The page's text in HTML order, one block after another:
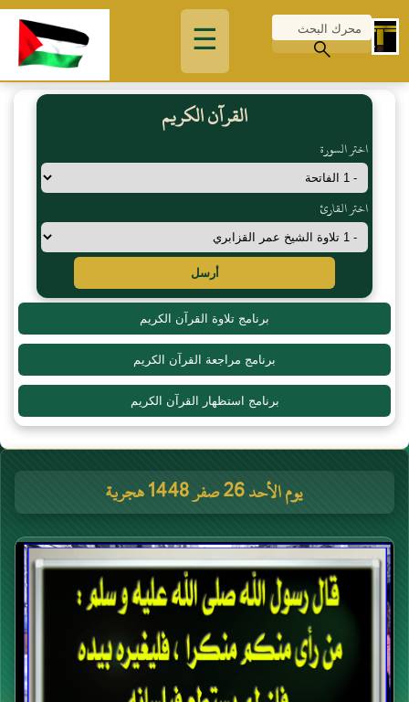
☰
القرآن الكريم
اختر السورة
اختر القارئ
أرسل
برنامج تلاوة القرآن الكريم
برنامج مراجعة القرآن الكريم
برنامج استظهار القرآن الكريم
يوم الأحد 26 صفر 1448 هجرية